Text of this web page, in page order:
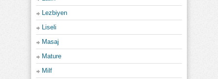
Lezbiyen
Liseli
Masaj
Mature
Milf